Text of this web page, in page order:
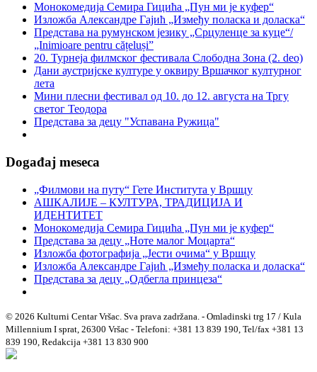
Монокомедија Семира Гицића „Пун ми је куфер“
Изложба Александре Гајић „Између поласка и доласка“
Представа на румунском језику „Срцуленце за куце“/
„Inimioare pentru cățeluși”
20. Турнеја филмског фестивала Слободна Зона (2. deo)
Дани аустријске културе у оквиру Вршачког културног
лета
Мини плесни фестивал од 10. до 12. августа на Тргу
светог Теодора
Представа за децу "Успавана Ружица"
Događaj meseca
„Филмови на путу“ Гетe Института у Вршцу
АШКАЛИЈЕ – КУЛТУРА, ТРАДИЦИЈА И
ИДЕНТИТЕТ
Монокомедија Семира Гицића „Пун ми је куфер“
Представа за децу „Ноте малог Моцарта“
Изложба фотографија „Јести очима“ у Вршцу
Изложба Александре Гајић „Између поласка и доласка“
Представа за децу „Одбегла принцеза“
© 2026 Kulturni Centar Vršac. Sva prava zadržana. - Omladinski trg 17 / Kula
Millennium I sprat, 26300 Vršac - Telefoni: +381 13 839 190, Tel/fax +381 13
839 190, Redakcija +381 13 830 900